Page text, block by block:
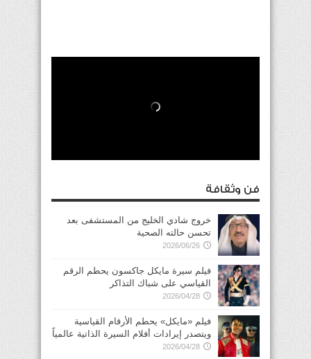
فن وثقافة
خروج شادي الخليج من المستشفى بعد
تحسن حالته الصحية
2026/06/26
فيلم سيرة مايكل جاكسون يحطم الرقم
القياسي على شباك التذاكر
2026/04/28
فيلم «مايكل» يحطم الأرقام القياسية
ويتصدر إيرادات أفلام السيرة الذاتية عالمياً
2026/04/28